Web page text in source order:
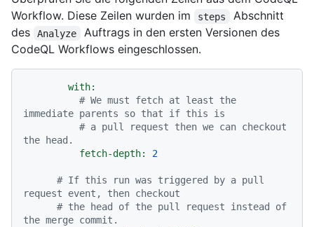
Workflow. Diese Zeilen wurden im
steps
Abschnitt
des
Analyze
Auftrags in den ersten Versionen des
CodeQL Workflows eingeschlossen.
with:
# We must fetch at least the
immediate parents so that if this is
# a pull request then we can checkout
the head.
fetch-depth:
2
# If this run was triggered by a pull
request event, then checkout
# the head of the pull request instead of
the merge commit.